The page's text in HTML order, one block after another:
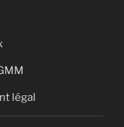
légal